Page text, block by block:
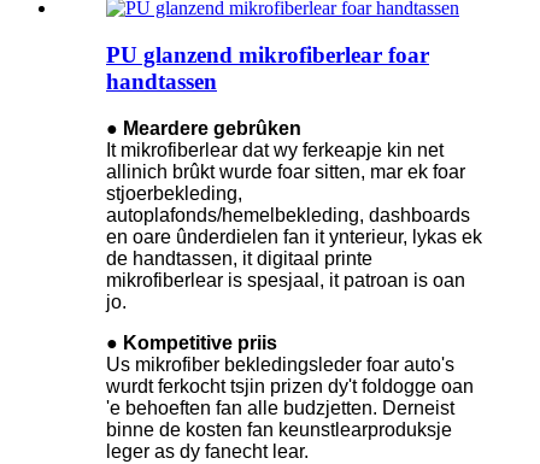
PU glanzend mikrofiberlear foar
handtassen
● Meardere gebrûken
It mikrofiberlear dat wy ferkeapje kin net
allinich brûkt wurde foar sitten, mar ek foar
stjoerbekleding,
autoplafonds/hemelbekleding, dashboards
en oare ûnderdielen fan it ynterieur, lykas ek
de handtassen, it digitaal printe
mikrofiberlear is spesjaal, it patroan is oan
jo.
● Kompetitive priis
Us mikrofiber bekledingsleder foar auto's
wurdt ferkocht tsjin prizen dy't foldogge oan
'e behoeften fan alle budzjetten. Derneist
binne de kosten fan keunstlearproduksje
leger as dy fanecht lear.